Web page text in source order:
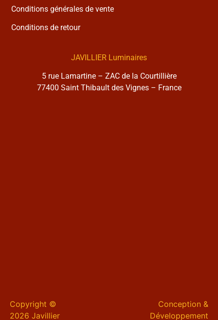
Conditions générales de vente
Conditions de retour
JAVILLIER Luminaires
5 rue Lamartine – ZAC de la Courtillière
77400 Saint Thibault des Vignes – France
Copyright ©
2026 Javillier
Conception &
Développement